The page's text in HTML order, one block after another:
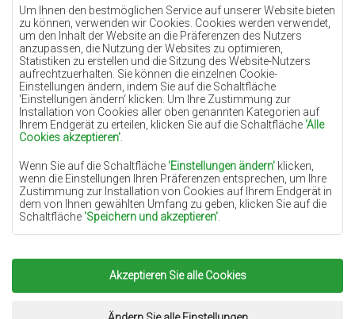
Um Ihnen den bestmöglichen Service auf unserer Website bieten
zu können, verwenden wir Cookies. Cookies werden verwendet,
um den Inhalt der Website an die Präferenzen des Nutzers
anzupassen, die Nutzung der Websites zu optimieren,
Statistiken zu erstellen und die Sitzung des Website-Nutzers
aufrechtzuerhalten. Sie können die einzelnen Cookie-
Einstellungen ändern, indem Sie auf die Schaltfläche
'Einstellungen ändern‘ klicken. Um Ihre Zustimmung zur
Installation von Cookies aller oben genannten Kategorien auf
Ihrem Endgerät zu erteilen, klicken Sie auf die Schaltfläche 'Alle
Cookies akzeptieren'
Wenn Sie auf die Schaltfläche 'Einstellungen ändern' klicken,
wenn die Einstellungen Ihren Präferenzen entsprechen, um Ihre
Zustimmung zur Installation von Cookies auf Ihrem Endgerät in
dem von Ihnen gewählten Umfang zu geben, klicken Sie auf die
Schaltfläche 'Speichern und akzeptieren'
Grundlage für die Verarbeitung das berechtigte Interesse des
Datenverwalters (TEPPICHECHEMEX) oder Dritter in Form der
Bereitstellung qualitativ hochwertiger Dienste auf unserer
Website und der Marketingaktivitäten des Datenverwalters und
seiner vertrauenswürdigen Partner.
Akzeptieren Sie alle Cookies
Teppiche Lilac
Teppiche Gelb
Teppiche Pfefferminz
Teppiche Blau
Teppiche Orange
Teppiche Rosa
Teppiche Terrakotte
Teppiche Grün
Teppiche Golden
Copyright 2022Teppiche Chemex.Alle Rechte